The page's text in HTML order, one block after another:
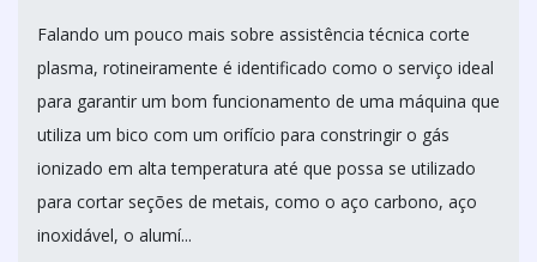
Falando um pouco mais sobre assistência técnica corte
plasma, rotineiramente é identificado como o serviço ideal
para garantir um bom funcionamento de uma máquina que
utiliza um bico com um orifício para constringir o gás
ionizado em alta temperatura até que possa se utilizado
para cortar seções de metais, como o aço carbono, aço
inoxidável, o alumí...